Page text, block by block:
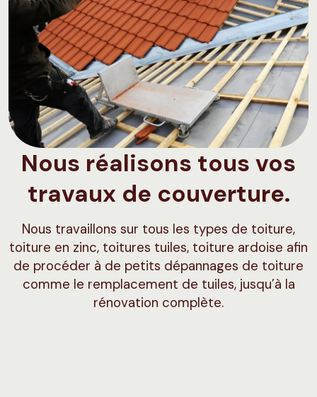
Nous réalisons tous vos
travaux de couverture.
Nous travaillons sur tous les types de toiture,
toiture en zinc, toitures tuiles, toiture ardoise afin
de procéder à de petits dépannages de toiture
comme le remplacement de tuiles, jusqu’à la
rénovation complète.